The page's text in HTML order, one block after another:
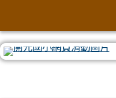
臺南市北區開